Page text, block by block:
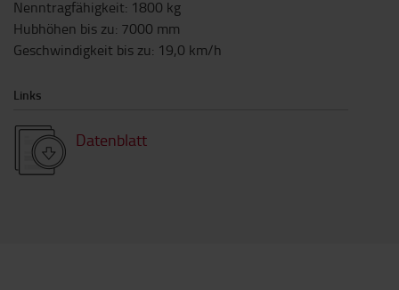
Nenntragfähigkeit: 1800 kg
Hubhöhen bis zu: 7000 mm
Geschwindigkeit bis zu: 19,0 km/h
Links
Datenblatt